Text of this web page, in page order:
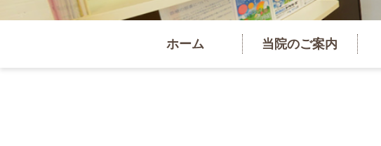
ホーム 当院のご案内